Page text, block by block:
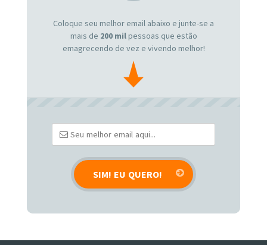
Coloque seu melhor email abaixo e junte-se a
mais de 200 milpessoas que estão
emagrecendo de vez e vivendo melhor!